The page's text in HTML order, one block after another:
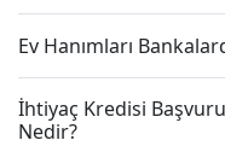
Ev Hanımları
İhtiyaç Kredisi
Nedir?